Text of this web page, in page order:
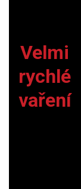
Velmi
rychlé
vaření